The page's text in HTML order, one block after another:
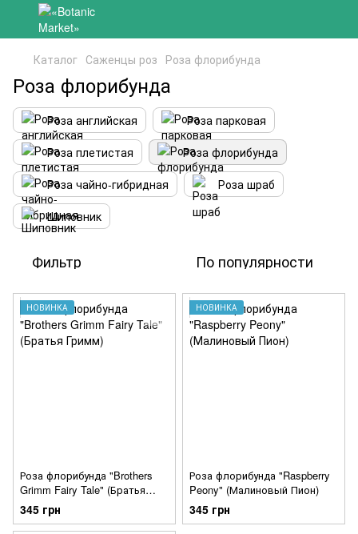
Каталог Саженцы роз Роза флорибунда
Роза флорибунда
Роза английская
Роза парковая
Роза плетистая
Роза флорибунда
Роза чайно-гибридная
Роза шраб
Шиповник
Фильтр По популярности
НОВИНКА
Роза флорибунда "Brothers
Grimm Fairy Tale" (Братья
Гримм)
345 грн
НОВИНКА
Роза флорибунда "Raspberry
Peony" (Малиновый Пион)
345 грн